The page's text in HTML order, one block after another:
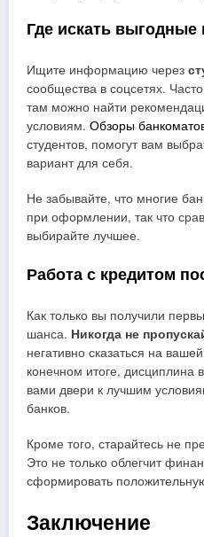
Где искать
Ищите информацию через
сообщества в соцсетях.
там можно найти
условиям. Обзоры
студентов, помогут вам
вариант для себя.
Не забывайте, что многие
при оформлении, так что
выбирайте лучшее.
Работа с кредитом
Как только вы получили
шанса. Никогда не
негативно сказаться на
конечном итоге, дисциплина
вами двери к лучшим
банков.
Кроме того, старайтесь не
Это не только облегчит
сформировать
Заключение